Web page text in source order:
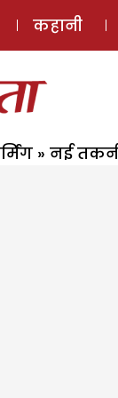
कहानी
» नई